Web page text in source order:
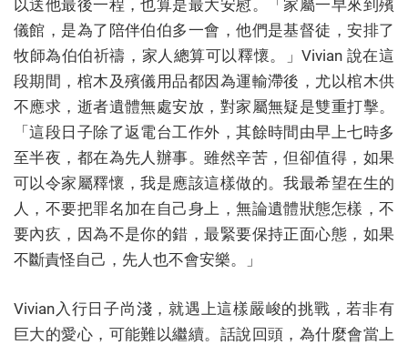
以送他最後一程，也算是最大安慰。「家屬一早來到殯
儀館，是為了陪伴伯伯多一會，他們是基督徒，安排了
牧師為伯伯祈禱，家人總算可以釋懷。」Vivian 說在這
段期間，棺木及殯儀用品都因為運輸滯後，尤以棺木供
不應求，逝者遺體無處安放，對家屬無疑是雙重打擊。
「這段日子除了返電台工作外，其餘時間由早上七時多
至半夜，都在為先人辦事。雖然辛苦，但卻值得，如果
可以令家屬釋懷，我是應該這樣做的。我最希望在生的
人，不要把罪名加在自己身上，無論遺體狀態怎樣，不
要內疚，因為不是你的錯，最緊要保持正面心態，如果
不斷責怪自己，先人也不會安樂。」
Vivian入行日子尚淺，就遇上這樣嚴峻的挑戰，若非有
巨大的愛心，可能難以繼續。話說回頭，為什麼會當上